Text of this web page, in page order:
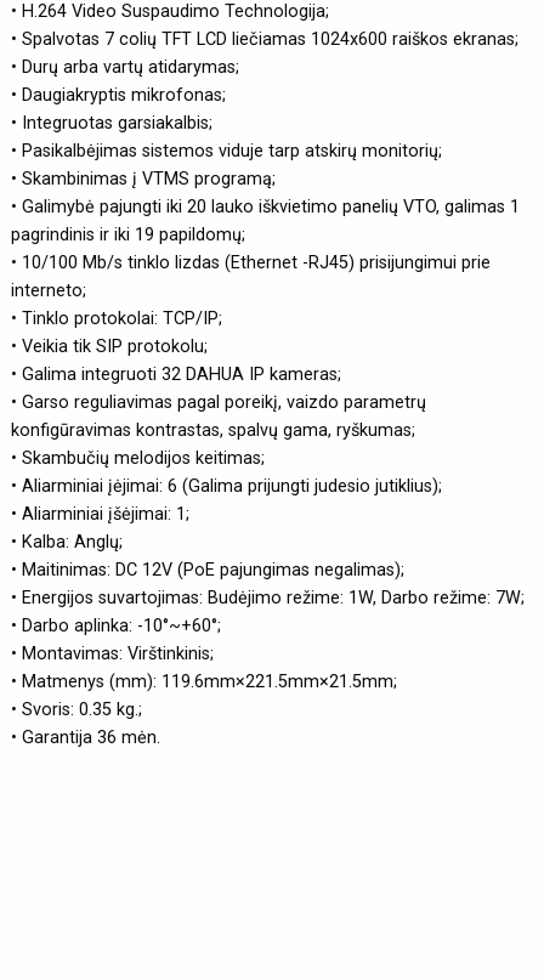
• H.264 Video Suspaudimo Technologija;
• Spalvotas 7 colių TFT LCD liečiamas 1024x600 raiškos ekranas;
• Durų arba vartų atidarymas;
• Daugiakryptis mikrofonas;
• Integruotas garsiakalbis;
• Pasikalbėjimas sistemos viduje tarp atskirų monitorių;
• Skambinimas į VTMS programą;
• Galimybė pajungti iki 20 lauko iškvietimo panelių VTO, galimas 1
pagrindinis ir iki 19 papildomų;
• 10/100 Mb/s tinklo lizdas (Ethernet -RJ45) prisijungimui prie
interneto;
• Tinklo protokolai: TCP/IP;
• Veikia tik SIP protokolu;
• Galima integruoti 32 DAHUA IP kameras;
• Garso reguliavimas pagal poreikį, vaizdo parametrų
konfigūravimas kontrastas, spalvų gama, ryškumas;
• Skambučių melodijos keitimas;
• Aliarminiai įėjimai: 6 (Galima prijungti judesio jutiklius);
• Aliarminiai įšėjimai: 1;
• Kalba: Anglų;
• Maitinimas: DC 12V (PoE pajungimas negalimas);
• Energijos suvartojimas: Budėjimo režime: 1W, Darbo režime: 7W;
• Darbo aplinka: -10°~+60°;
• Montavimas: Virštinkinis;
• Matmenys (mm): 119.6mm×221.5mm×21.5mm;
• Svoris: 0.35 kg.;
• Garantija 36 mėn.